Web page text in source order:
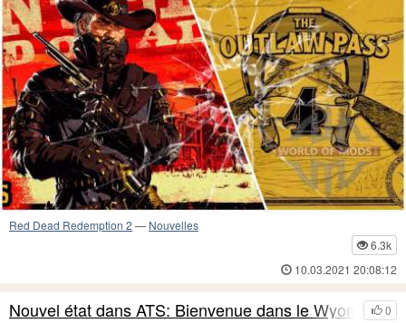
Red Dead Redemption 2 — Nouvelles
6.3k
10.03.2021 20:08:12
0
Nouvel état dans ATS: Bienvenue dans le Wyoming